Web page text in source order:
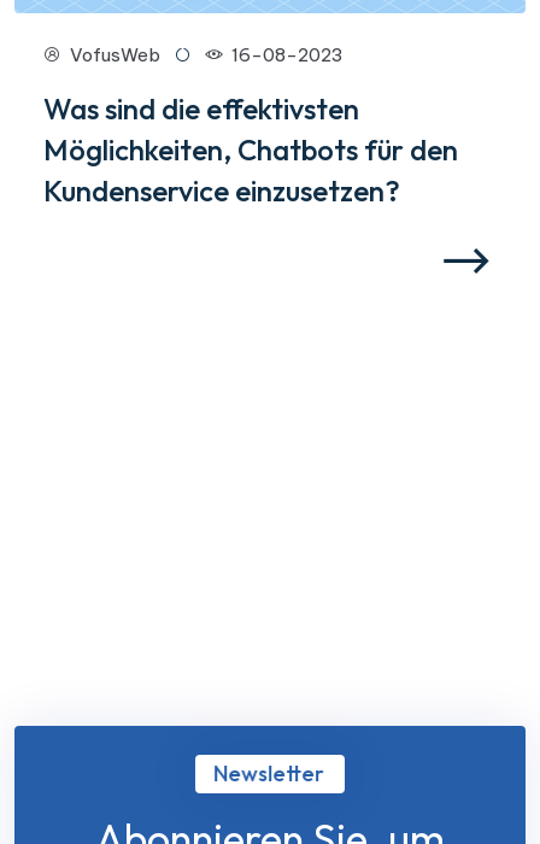
VofusWeb 16-08-2023
Was sind die effektivsten
Möglichkeiten, Chatbots für den
Kundenservice einzusetzen?
Newsletter